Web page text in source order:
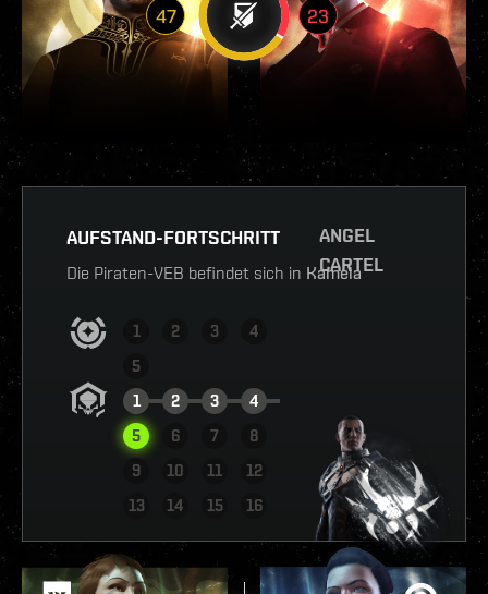
47 23
AUFSTAND-FORTSCHRITT
Die Piraten-VEB befindet sich in Kamela
1 2 3
4
5
1
2 3
4
5
6 7
8
9
10 11
12
13
14 15 16
BERICHT ANSEHEN
ANGEL
CARTEL